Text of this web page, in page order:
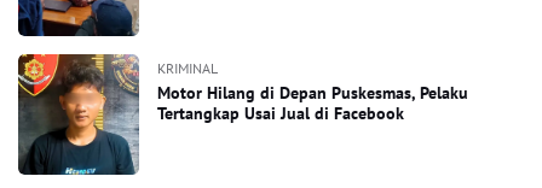
KRIMINAL
Motor Hilang di Depan Puskesmas, Pelaku
Tertangkap Usai Jual di Facebook